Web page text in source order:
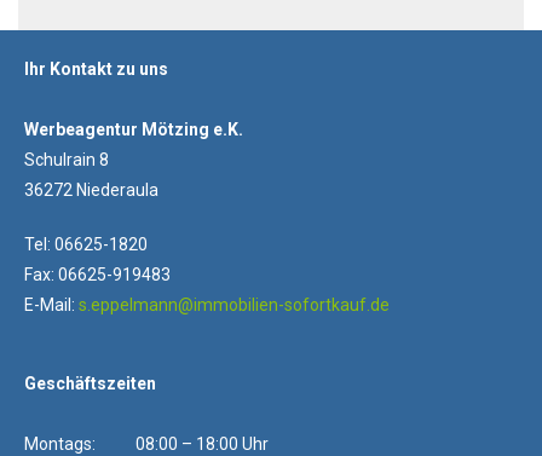
Ihr Kontakt zu uns
Werbeagentur Mötzing e.K.
Schulrain 8
36272 Niederaula
Tel: 06625-1820
Fax: 06625-919483
E-Mail: s.eppelmann@immobilien-sofortkauf.de
Geschäftszeiten
Montags: 08:00 – 18:00 Uhr